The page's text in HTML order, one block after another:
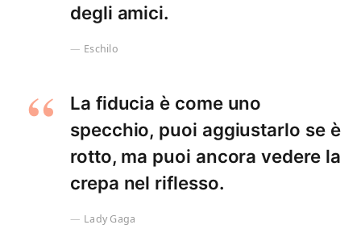
degli amici.
Eschilo
La fiducia è come uno
specchio, puoi aggiustarlo se è
rotto, ma puoi ancora vedere la
crepa nel riflesso.
Lady Gaga